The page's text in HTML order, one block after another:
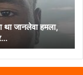
जानलेवा हमला,